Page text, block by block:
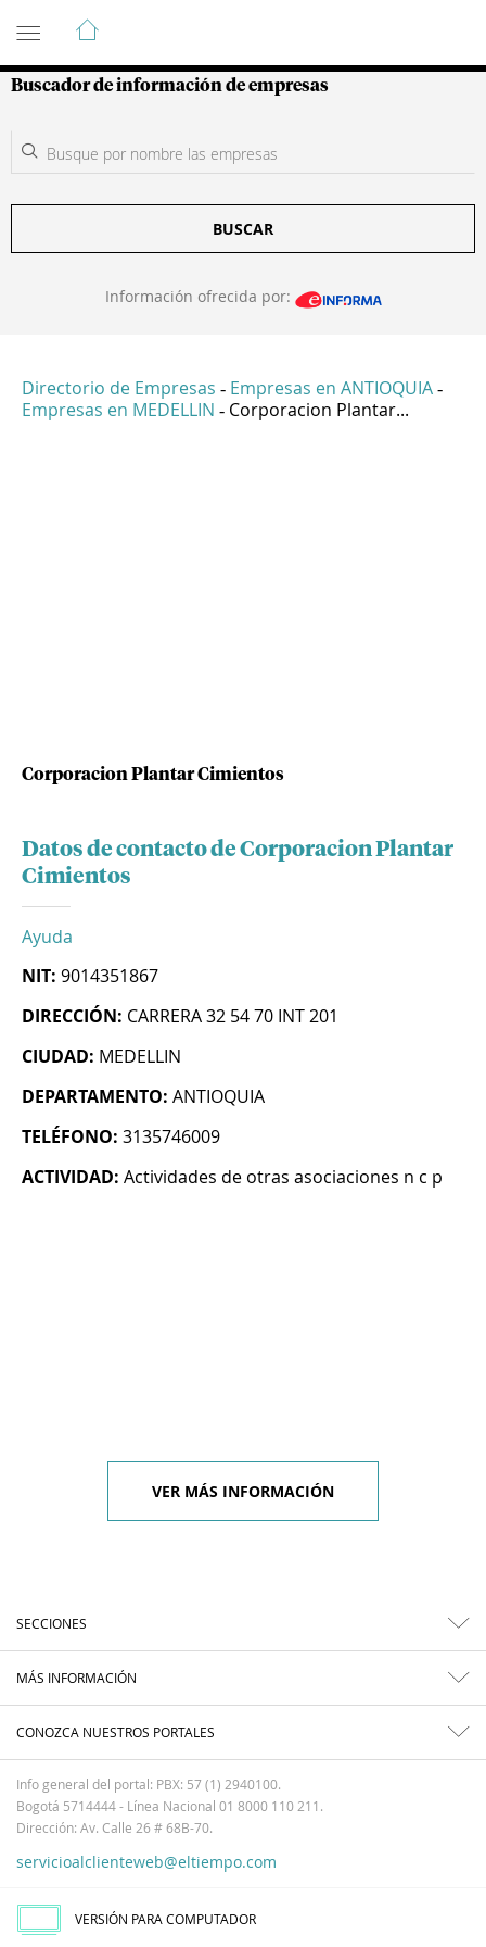
Guía de Empresas Colombianas
Buscador de información de empresas
BUSCAR
Información ofrecida por:
Directorio de Empresas - Empresas en ANTIOQUIA -
Empresas en MEDELLIN - Corporacion Plantar...
Corporacion Plantar Cimientos
Datos de contacto de Corporacion Plantar
Cimientos
Ayuda
NIT: 9014351867
DIRECCIÓN: CARRERA 32 54 70 INT 201
CIUDAD: MEDELLIN
DEPARTAMENTO: ANTIOQUIA
TELÉFONO: 3135746009
ACTIVIDAD: Actividades de otras asociaciones n c p
VER MÁS INFORMACIÓN
SECCIONES
MÁS INFORMACIÓN
CONOZCA NUESTROS PORTALES
Info general del portal: PBX: 57 (1) 2940100.
Bogotá 5714444 - Línea Nacional 01 8000 110 211.
Dirección: Av. Calle 26 # 68B-70.
servicioalclienteweb@eltiempo.com
VERSIÓN PARA COMPUTADOR